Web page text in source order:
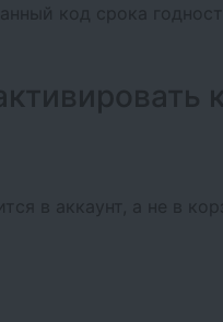
код срока
в аккаунт, а не в